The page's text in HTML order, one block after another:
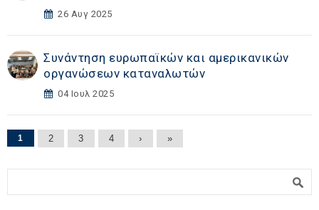
26 Αυγ 2025
Συνάντηση ευρωπαϊκών και αμερικανικών
οργανώσεων καταναλωτών
04 Ιουλ 2025
Σελίδες
1 2 3 4 › »